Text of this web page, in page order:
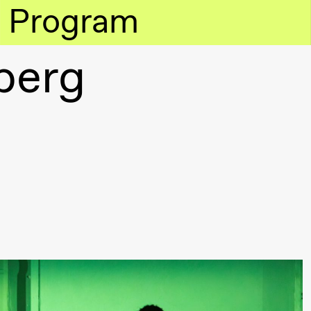
Box teater)
Box teater)
Program